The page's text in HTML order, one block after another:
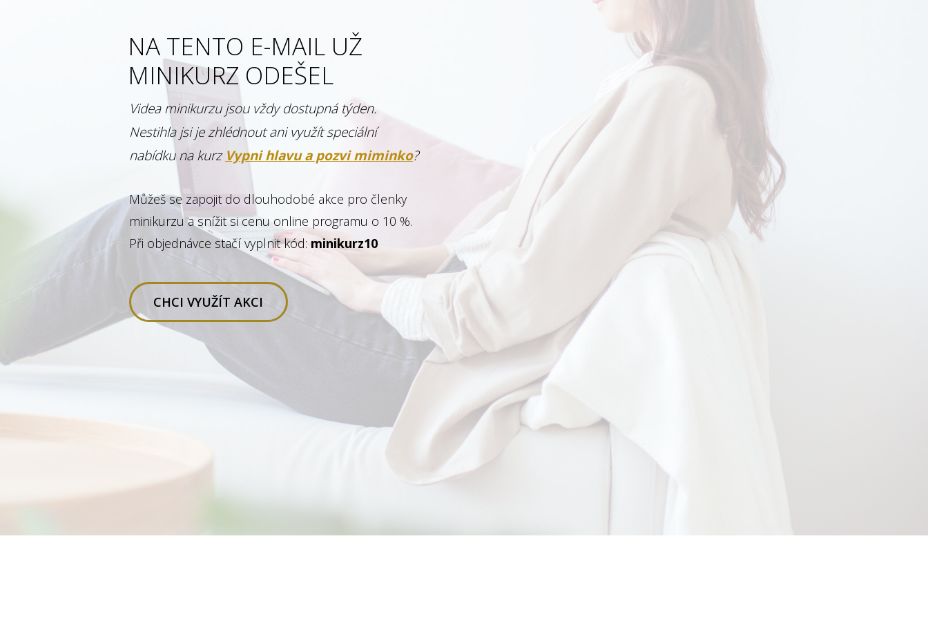
NA TENTO E-MAIL UŽ
MINIKURZ ODEŠEL
Videa minikurzu jsou vždy dostupná týden.
Nestihla jsi je zhlédnout ani využít speciální
nabídku na kurz Vypni hlavu a pozvi miminko?
Můžeš se zapojit do dlouhodobé akce pro členky
minikurzu a snížit si cenu online programu o 10 %.
Při objednávce stačí vyplnit kód: minikurz10
CHCI VYUŽÍT AKCI